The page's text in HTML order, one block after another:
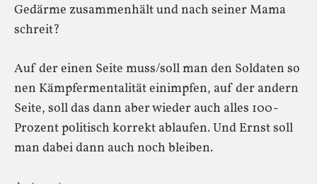
Gedärme zusammenhält und nach seiner Mama
schreit?
Auf der einen Seite muss/soll man den Soldaten so
nen Kämpfermentalität einimpfen, auf der andern
Seite, soll das dann aber wieder auch alles 100-
Prozent politisch korrekt ablaufen. Und Ernst soll
man dabei dann auch noch bleiben.